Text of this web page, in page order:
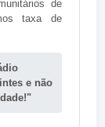
de
taxa de
e não